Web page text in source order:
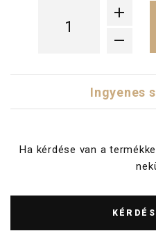
Ingyenes
Ha kérdése van a